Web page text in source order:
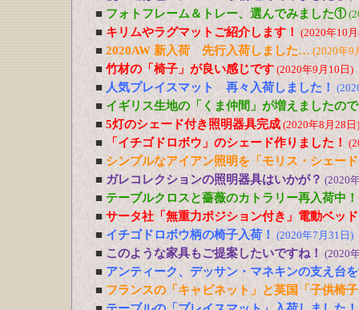
■ フォトフレーム＆トレー、選んでみました①
■ キリムやラグマットご紹介します！ (2020年10
■ 2020AW 新入荷 先行入荷しました… (2020年9
■ 竹材の「椅子」が良い感じです (2020年9月10日)
■ 人気プレイスマット 再々入荷しました！
■ イギリス生地の「くま仲間」が増えましたの
■ 5灯のシェード付き照明器具完成 (2020年8月28日)
■ 「イチゴドロボウ」のシェード作りました！
■ シンプルなアイアン照明を「モリス・シェー
■ ガレコレクションの照明器具はいかが？ (2020
■ テーブルクロスと薔薇のカトラリー再入荷中！
■ サータ社「無重力ポジション付き」電動ベッ
■ イチゴドロボウ柄の椅子入荷！ (2020年7月31日)
■ このような家具もご提案したいですね！ (2020
■ アンティーク、デッサン・マネキンの支え台
■ フランスの「キャビネット」と英国「子供椅